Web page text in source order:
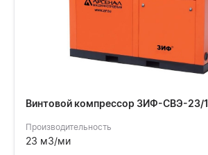
Винтовой компрессор ЗИФ-СВЭ-
Производительность
23 м3/ми